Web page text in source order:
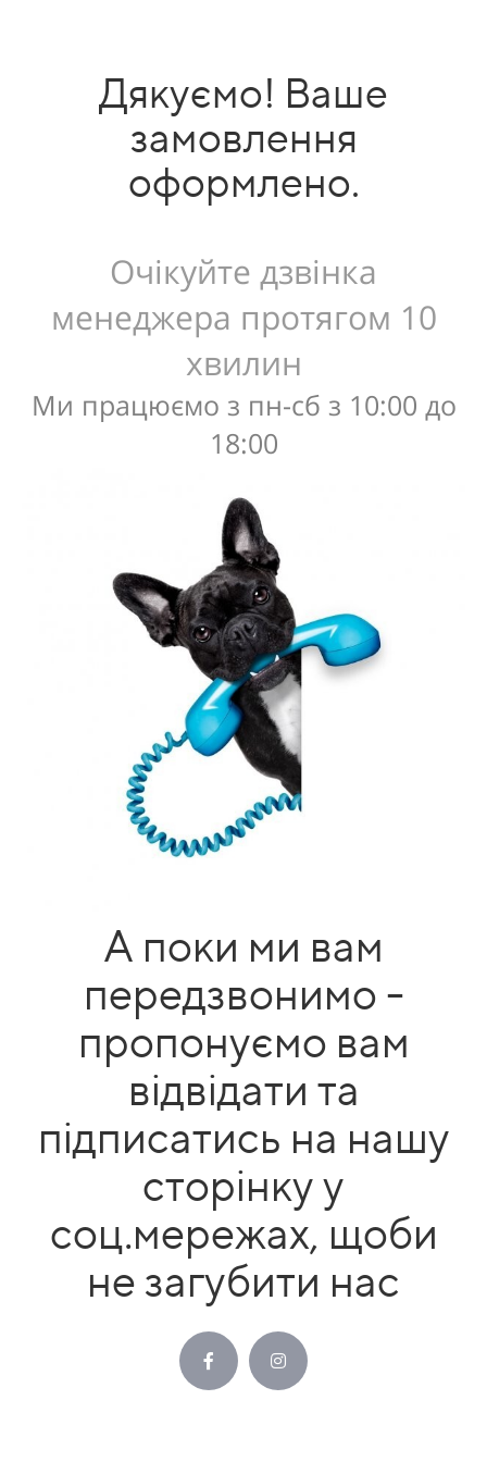
Дякуємо! Ваше
замовлення
оформлено.
Очікуйте дзвінка
менеджера протягом 10
хвилин
Ми працюємо з пн-сб з 10:00 до
18:00
А поки ми вам
передзвонимо -
пропонуємо вам
відвідати та
підписатись на нашу
сторінку у
соц.мережах, щоби
не загубити нас